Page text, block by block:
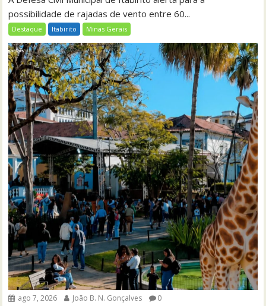
possibilidade de rajadas de vento entre 60...
Destaque Itabirito Minas Gerais
ago 7, 2026 João B. N. Gonçalves 0